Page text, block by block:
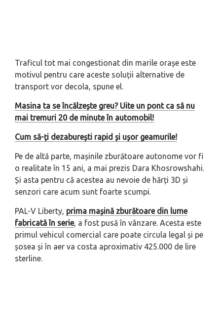
Traficul tot mai congestionat din marile orașe este
motivul pentru care aceste soluții alternative de
transport vor decola, spune el.
Masina ta se încălzește greu? Uite un pont ca să nu
mai tremuri 20 de minute în automobil!
Cum să-ți dezaburești rapid și ușor geamurile!
Pe de altă parte, mașinile zburătoare autonome vor fi
o realitate în 15 ani, a mai prezis Dara Khosrowshahi.
Și asta pentru că acestea au nevoie de hărți 3D și
senzori care acum sunt foarte scumpi.
PAL-V Liberty, prima mașină zburătoare din lume
fabricată în serie, a fost pusă în vânzare. Acesta este
primul vehicul comercial care poate circula legal și pe
șosea și în aer va costa aproximativ 425.000 de lire
sterline.